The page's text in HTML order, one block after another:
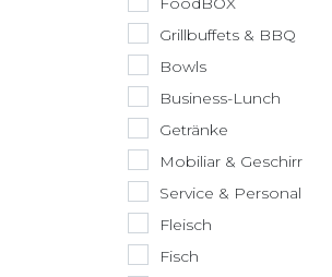
Grillbuffets & BBQ
Bowls
Business-Lunch
Getränke
Mobiliar & Geschirr
Service & Personal
Fleisch
Fisch